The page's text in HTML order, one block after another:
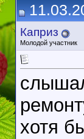
Каприз
Молодой участник
хотя